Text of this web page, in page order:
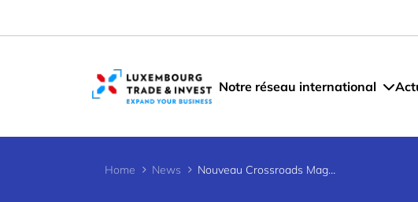
Notre réseau international
Home News Nouveau Crossroads Magazine sur les données, l’IA et le quantique